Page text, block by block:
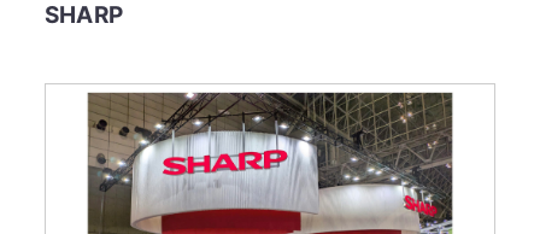
SHARP